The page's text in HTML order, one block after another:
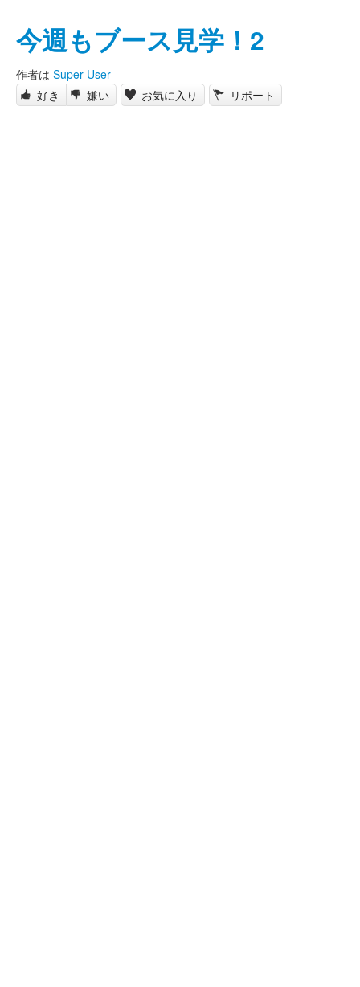
今週もブース見学！2
作者は Super User
好き
嫌い お気に入り リポート